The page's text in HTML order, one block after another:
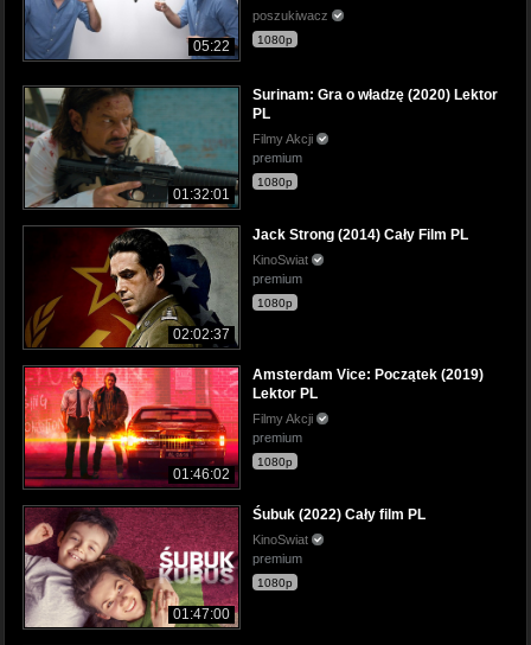
05:22
poszukiwacz
1080p
01:32:01
Surinam: Gra o władzę (2020) Lektor
PL
Filmy Akcji
premium
1080p
02:02:37
Jack Strong (2014) Cały Film PL
KinoSwiat
premium
1080p
01:46:02
Amsterdam Vice: Początek (2019)
Lektor PL
Filmy Akcji
premium
1080p
01:47:00
Śubuk (2022) Cały film PL
KinoSwiat
premium
1080p